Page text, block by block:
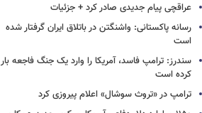
عراقچی پیام جدیدی صادر کرد + جزئیات
رسانه پاکستانی: واشنگتن در باتلاق ایران گرفتار شده
است
سندرز: ترامپ فاسد، آمریکا را وارد یک جنگ فاجعه بار
کرده است
ترامپ در «تروث سوشال» اعلام پیروزی کرد